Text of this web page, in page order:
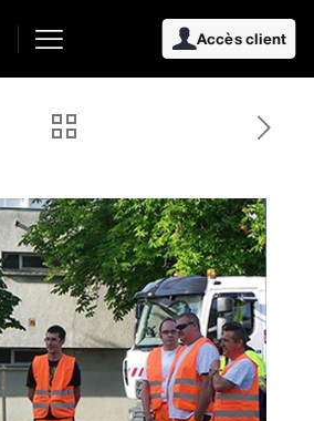
Accès client